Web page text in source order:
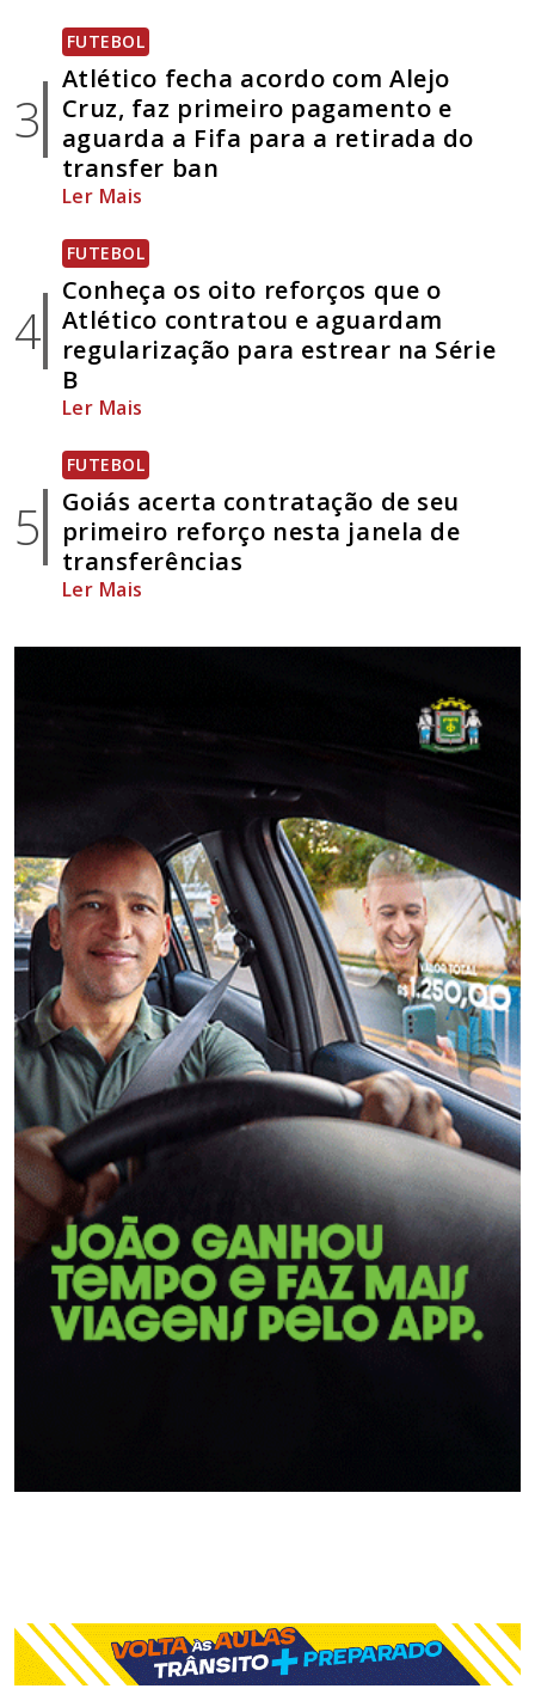
3
FUTEBOL
Atlético fecha acordo com Alejo
Cruz, faz primeiro pagamento e
aguarda a Fifa para a retirada do
transfer ban
Ler Mais
4
FUTEBOL
Conheça os oito reforços que o
Atlético contratou e aguardam
regularização para estrear na Série
B
Ler Mais
5
FUTEBOL
Goiás acerta contratação de seu
primeiro reforço nesta janela de
transferências
Ler Mais